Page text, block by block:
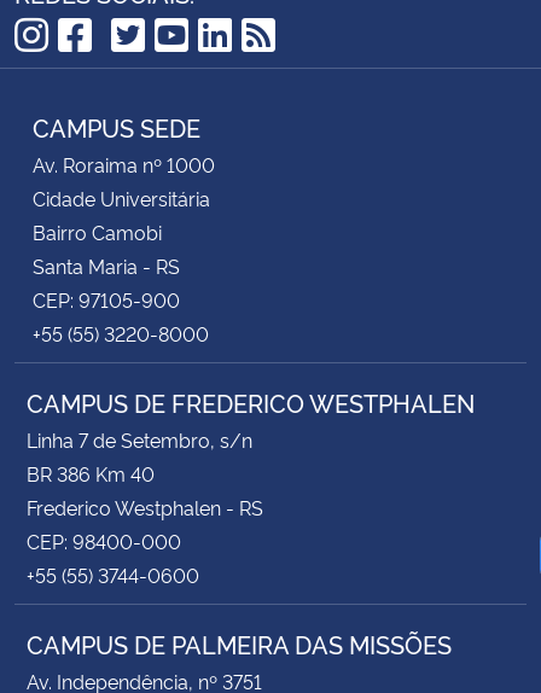
Instagram
Facebook
TikTok
Twitter
YouTube
LinkedIn
RSS
CAMPUS SEDE
Av. Roraima nº 1000
Cidade Universitária
Bairro Camobi
Santa Maria - RS
CEP: 97105-900
+55 (55) 3220-8000
CAMPUS DE FREDERICO WESTPHALEN
Linha 7 de Setembro, s/n
BR 386 Km 40
Frederico Westphalen - RS
CEP: 98400-000
+55 (55) 3744-0600
CAMPUS DE PALMEIRA DAS MISSÕES
Av. Independência, nº 3751